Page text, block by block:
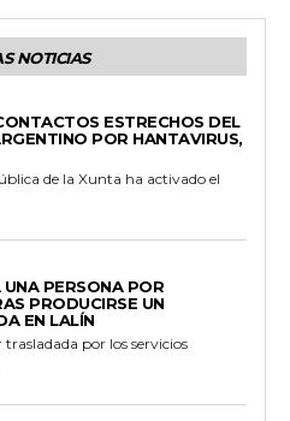
NOTICIAS
ESTRECHOS DEL
POR HANTAVIRUS,
de la Xunta ha activado el
PERSONA POR
PRODUCIRSE UN
EN LALÍN
por los servicios